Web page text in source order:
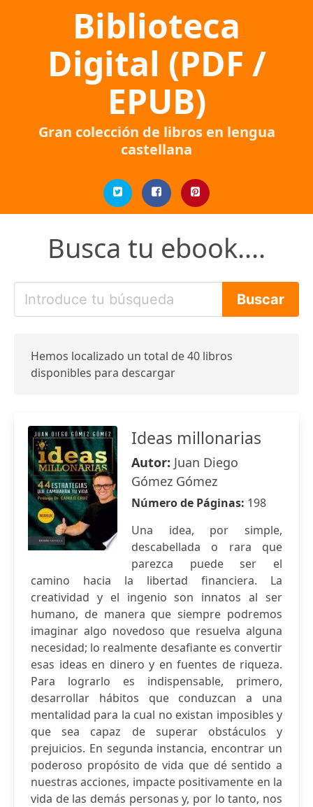
Biblioteca
Digital (PDF /
EPUB)
Gran colección de libros en lengua
castellana
Busca tu ebook....
Hemos localizado un total de 40 libros
disponibles para descargar
Ideas millonarias
Autor: Juan Diego
Gómez Gómez
Número de Páginas: 198
Una idea, por simple,
descabellada o rara que
parezca puede ser el
camino hacia la libertad financiera. La
creatividad y el ingenio son innatos al ser
humano, de manera que siempre podremos
imaginar algo novedoso que resuelva alguna
necesidad; lo realmente desafiante es convertir
esas ideas en dinero y en fuentes de riqueza.
Para lograrlo es indispensable, primero,
desarrollar hábitos que conduzcan a una
mentalidad para la cual no existan imposibles y
que sea capaz de superar obstáculos y
prejuicios. En segunda instancia, encontrar un
poderoso propósito de vida que dé sentido a
nuestras acciones, impacte positivamente en la
vida de las demás personas y, por lo tanto, nos